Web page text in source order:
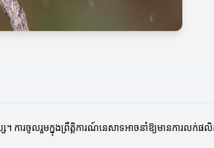
។ ការចូលរួមក្នុងព្រឹត្តិការណ៍នេសាទអាចនាំឱ្យមានការលក់